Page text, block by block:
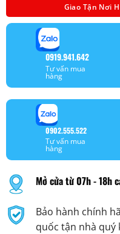
Giao Tận Nơi
0919.941.642
Tư vấn mua
hàng
0902.555.522
Tư vấn mua
hàng
Mở cửa từ 07h - 18h
Bảo hành chính
quốc tận nhà quý